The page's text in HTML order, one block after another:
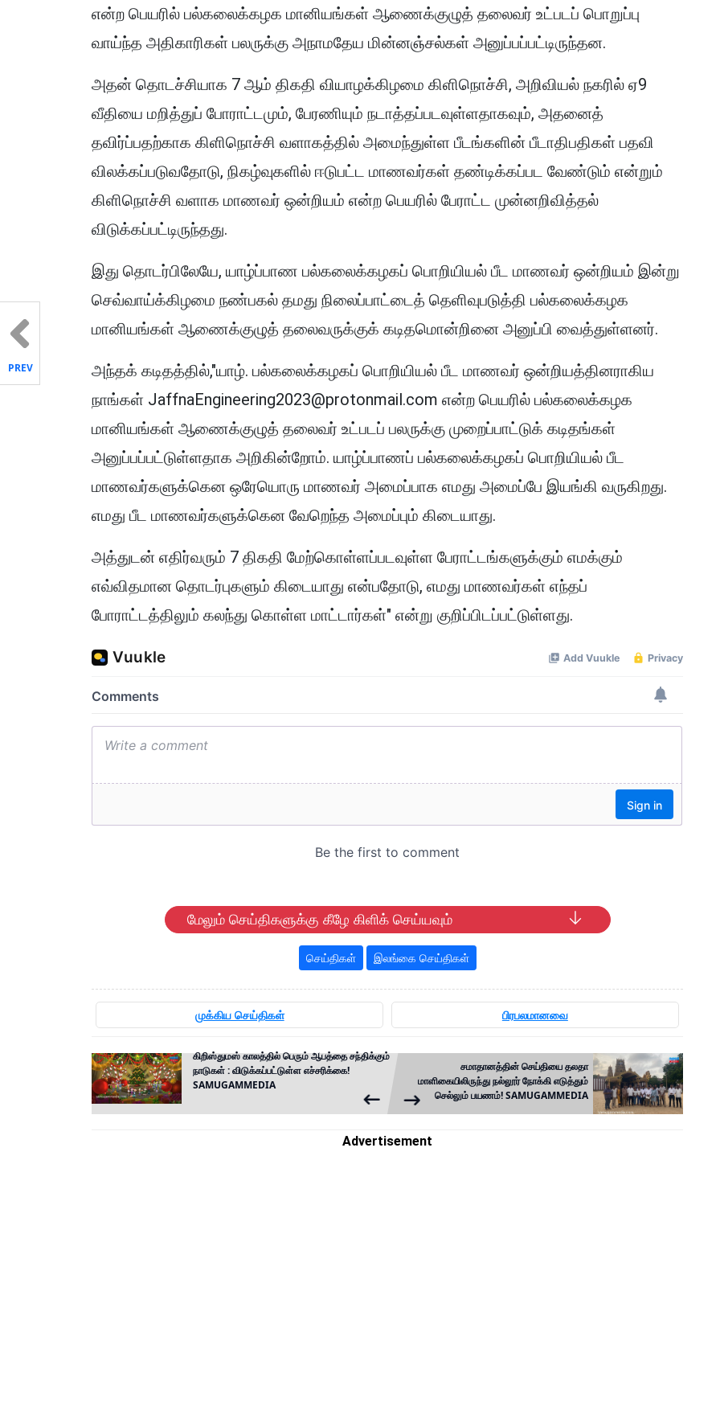
என்ற பெயரில் பல்கலைக்கழக மானியங்கள் ஆணைக்குழுத் தலைவர் உட்படப் பொறுப்பு
வாய்ந்த அதிகாரிகள் பலருக்கு அநாமதேய மின்னஞ்சல்கள் அனுப்பப்பட்டிருந்தன.
அதன் தொடச்சியாக 7 ஆம் திகதி வியாழக்கிழமை கிளிநொச்சி, அறிவியல் நகரில் ஏ9
வீதியை மறித்துப் போராட்டமும், பேரணியும் நடாத்தப்படவுள்ளதாகவும், அதனைத்
தவிர்ப்பதற்காக கிளிநொச்சி வளாகத்தில் அமைந்துள்ள பீடங்களின் பீடாதிபதிகள் பதவி
விலக்கப்படுவதோடு, நிகழ்வுகளில் ஈடுபட்ட மாணவர்கள் தண்டிக்கப்பட வேண்டும் என்றும்
கிளிநொச்சி வளாக மாணவர் ஒன்றியம் என்ற பெயரில் பேராட்ட முன்னறிவித்தல்
விடுக்கப்பட்டிருந்தது.
இது தொடர்பிலேயே, யாழ்ப்பாண பல்கலைக்கழகப் பொறியியல் பீட மாணவர் ஒன்றியம் இன்று
செவ்வாய்க்கிழமை நண்பகல் தமது நிலைப்பாட்டைத் தெளிவுபடுத்தி பல்கலைக்கழக
மானியங்கள் ஆணைக்குழுத் தலைவருக்குக் கடிதமொன்றினை அனுப்பி வைத்துள்ளனர்.
அந்தக் கடிதத்தில்,"யாழ். பல்கலைக்கழகப் பொறியியல் பீட மாணவர் ஒன்றியத்தினராகிய
நாங்கள் JaffnaEngineering2023@protonmail.com என்ற பெயரில் பல்கலைக்கழக
மானியங்கள் ஆணைக்குழுத் தலைவர் உட்படப் பலருக்கு முறைப்பாட்டுக் கடிதங்கள்
அனுப்பப்பட்டுள்ளதாக அறிகின்றோம். யாழ்ப்பாணப் பல்கலைக்கழகப் பொறியியல் பீட
மாணவர்களுக்கென ஒரேயொரு மாணவர் அமைப்பாக எமது அமைப்பே இயங்கி வருகிறது.
எமது பீட மாணவர்களுக்கென வேறெந்த அமைப்பும் கிடையாது.
அத்துடன் எதிர்வரும் 7 திகதி மேற்கொள்ளப்படவுள்ள பேராட்டங்களுக்கும் எமக்கும்
எவ்விதமான தொடர்புகளும் கிடையாது என்பதோடு, எமது மாணவர்கள் எந்தப்
போராட்டத்திலும் கலந்து கொள்ள மாட்டார்கள்" என்று குறிப்பிடப்பட்டுள்ளது.
மேலும் செய்திகளுக்கு கீழே கிளிக் செய்யவும்
செய்திகள் இலங்கை செய்திகள்
முக்கிய செய்திகள் பிரபலமானவை
கிறிஸ்துமஸ் காலத்தில் பெரும் ஆபத்தை சந்திக்கும்
நாடுகள் : விடுக்கப்பட்டுள்ள எச்சரிக்கை!
SAMUGAMMEDIA
சமாதானத்தின் செய்தியை தலதா
மாளிகையிலிருந்து நல்லூர் நோக்கி எடுத்தும்
செல்லும் பயணம்! SAMUGAMMEDIA
PREV
Advertisement